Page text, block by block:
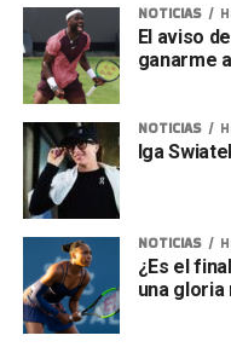
NOTICIAS
El aviso
ganarme
NOTICIAS
Iga
NOTICIAS
¿Es el
una gloria